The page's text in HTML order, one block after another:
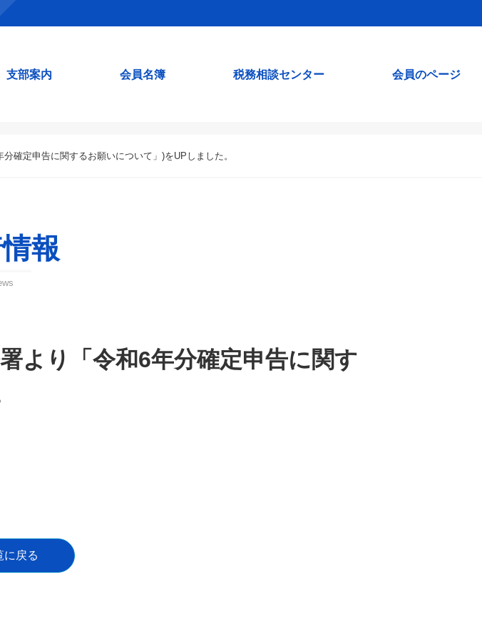
支部案内 会員名簿 税務相談センター 会員のページ
確定申告に関するお願いについて」)をUPしました。
報
より「令和6年分確定申告に関す
に戻る